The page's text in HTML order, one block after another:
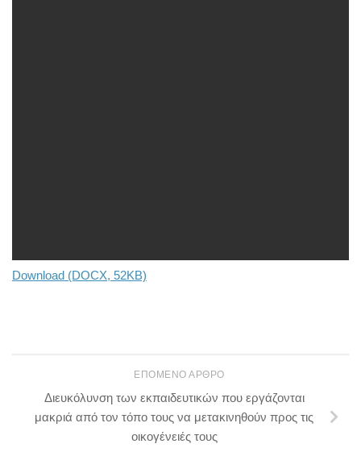
Download (DOCX, 52KB)
ΕΠΌΜΕΝΟ ΆΡΘΡΟ
Διευκόλυνση των εκπαιδευτικών που εργάζονται
μακριά από τον τόπο τους να μετακινηθούν προς τις
οικογένειές τους